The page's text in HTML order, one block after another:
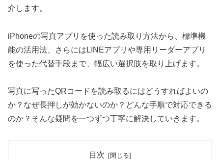
介します。
iPhoneの写真アプリを使った読み取り方法から、標準機
能の活用法、さらにはLINEアプリや専用リーダーアプリ
を使った代替手段まで、幅広い選択肢を取り上げます。
写真に写ったQRコードを読み取るにはどうすればよいの
か？なぜ長押しが効かないのか？どんな手順で対応できる
のか？そんな疑問を一つずつ丁寧に解決していきます。
目次